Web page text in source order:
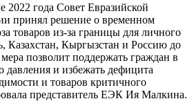
2022 года Совет Евразийской
принял решение о временном
товаров из-за границы для личного
Казахстан, Кыргызстан и Россию до
позволит поддержать граждан в
давления и избежать дефицита
и товаров критичного
представитель ЕЭК Ия Малкина.